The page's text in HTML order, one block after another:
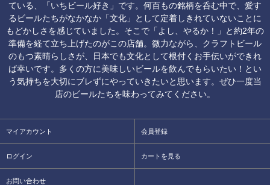
ている、「いちビール好き」です。何百もの銘柄を呑む中で、愛す
るビールたちがなかなか「文化」として定着しきれていないことに
もどかしさを感じていました。そこで「よし、やるか！」と約2年の
準備を経て立ち上げたのがこの店舗。微力ながら、クラフトビール
のもつ素晴らしさが、日本でも文化として根付くお手伝いができれ
ば幸いです。多くの方に美味しいビールを飲んでもらいたい！とい
う気持ちを大切にブレずにやっていきたいと思います。ぜひ一度当
店のビールたちを味わってみてください。
マイアカウント 会員登録
ログイン カートを見る
お問い合わせ